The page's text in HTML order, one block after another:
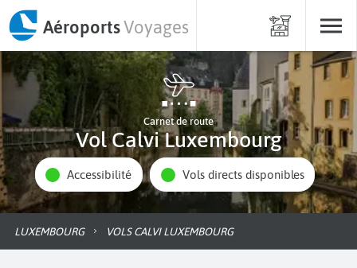
AéroportsVoyages
Carnet de route
Vol Calvi Luxembourg
Accessibilité Vols directs disponibles
LUXEMBOURG VOLS CALVI LUXEMBOURG